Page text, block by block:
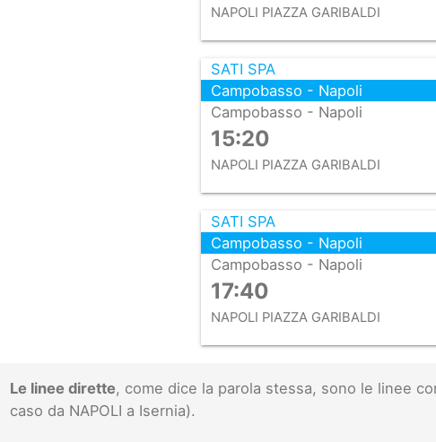
NAPOLI PIAZZA GARIBALDI
SATI SPA
Campobasso - Napoli
Campobasso - Napoli
15:20
NAPOLI PIAZZA GARIBALDI
SATI SPA
Campobasso - Napoli
Campobasso - Napoli
17:40
NAPOLI PIAZZA GARIBALDI
Le linee dirette, come dice la parola stessa, sono le linee
caso da NAPOLI a Isernia).